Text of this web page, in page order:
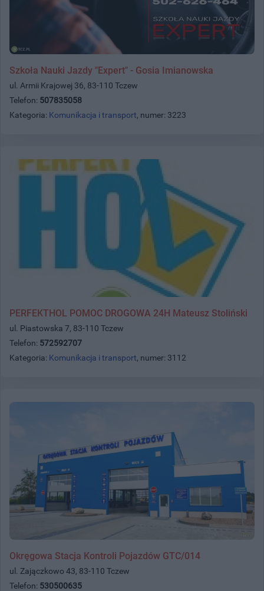
Szkoła Nauki Jazdy "Expert" - Gosia Imianowska
ul. Armii Krajowej 36, 83-110 Tczew
Telefon: 507835058
Kategoria: Komunikacja i transport, numer: 3223
PERFEKTHOL POMOC DROGOWA 24H Mateusz Stoliński
ul. Piastowska 7, 83-110 Tczew
Telefon: 572592707
Kategoria: Komunikacja i transport, numer: 3112
Okręgowa Stacja Kontroli Pojazdów GTC/014
ul. Zajączkowo 43, 83-110 Tczew
Telefon: 530500635